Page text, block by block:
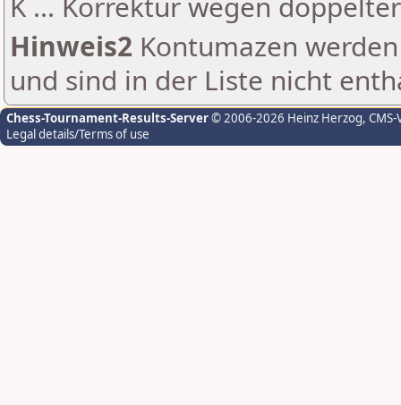
Hinweis2 Kontumazen
und sind in der Liste nicht
Chess-Tournament-Results-Server© 2006-2026 Heinz Herzog,
Legal details/Terms of use